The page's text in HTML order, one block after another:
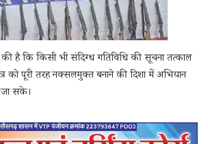
की है कि किसी भी संदिग्ध गतिविधि की सूचना तत्काल
को पूरी तरह नक्सलमुक्त बनाने की दिशा में अभियान
सके।